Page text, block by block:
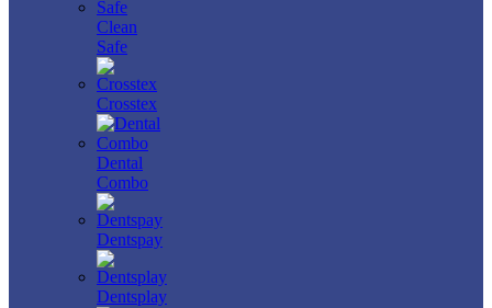
Clean
Safe
Crosstex
Dental
Combo
Dentspay
Dentsplay